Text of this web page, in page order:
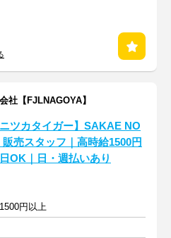
社【FJLNAGOYA】
ニツカタイガー】SAKAE NO
販売スタッフ｜高時給1500円
OK｜日・週払いあり
円以上